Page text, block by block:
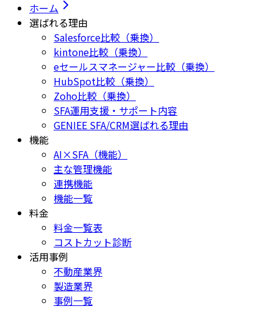
ホーム
選ばれる理由
Salesforce比較（乗換）
kintone比較（乗換）
eセールスマネージャー比較（乗換）
HubSpot比較（乗換）
Zoho比較（乗換）
SFA運用支援・サポート内容
GENIEE SFA/CRM選ばれる理由
機能
AI×SFA（機能）
主な管理機能
連携機能
機能一覧
料金
料金一覧表
コストカット診断
活用事例
不動産業界
製造業界
事例一覧